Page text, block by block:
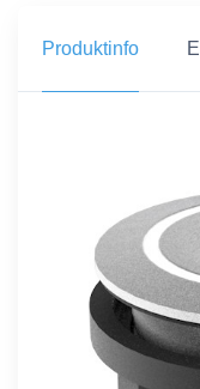
Produktinfo